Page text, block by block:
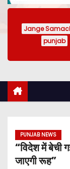
Jange
punjab
PUNJAB NEWS
“विदेश में बेची
जाएगी रूह”